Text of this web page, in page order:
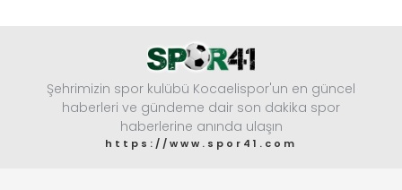
Şehrimizin spor kulübü Kocaelispor'un en güncel
haberleri ve gündeme dair son dakika spor
haberlerine anında ulaşın
https://www.spor41.com